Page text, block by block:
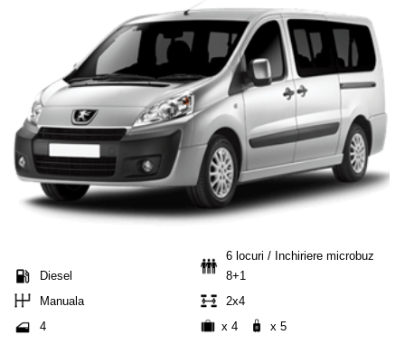
Diesel
6 locuri / Inchiriere microbuz
8+1
Manuala
2x4
4
x 4 x 5